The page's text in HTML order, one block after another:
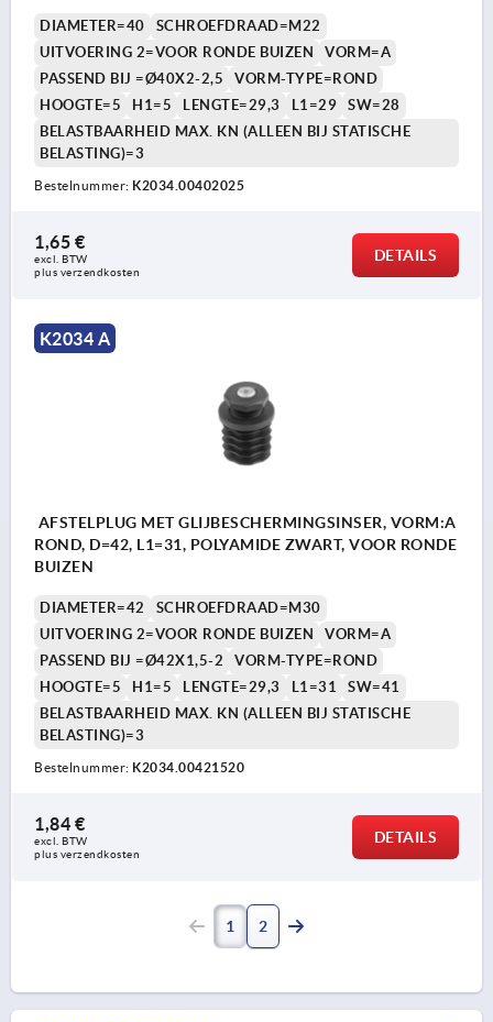
DIAMETER=40
SCHROEFDRAAD=M22
UITVOERING 2=VOOR RONDE BUIZEN
VORM=A
PASSEND BIJ =Ø40X2-2,5
VORM-TYPE=ROND
HOOGTE=5
H1=5 LENGTE=29,3 L1=29
SW=28
BELASTBAARHEID MAX. KN (ALLEEN BIJ STATISCHE
BELASTING)=3
Bestelnummer: K2034.00402025
1,65 €
excl. BTW
plus verzendkosten
DETAILS
K2034 A
AFSTELPLUG MET GLIJBESCHERMINGSINSER, VORM:A
ROND, D=42, L1=31, POLYAMIDE ZWART, VOOR RONDE
BUIZEN
DIAMETER=42
SCHROEFDRAAD=M30
UITVOERING 2=VOOR RONDE BUIZEN
VORM=A
PASSEND BIJ =Ø42X1,5-2
VORM-TYPE=ROND
HOOGTE=5
H1=5 LENGTE=29,3 L1=31
SW=41
BELASTBAARHEID MAX. KN (ALLEEN BIJ STATISCHE
BELASTING)=3
Bestelnummer: K2034.00421520
1,84 €
excl. BTW
plus verzendkosten
DETAILS
1 2